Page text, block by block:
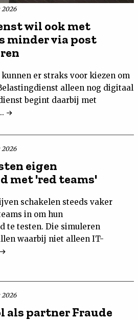
2026
wil ook met
minder via post
er straks voor kiezen om
alleen nog digitaal
begint daarbij met
2026
eigen
met 'red teams'
schakelen steeds vaker
in om hun
te testen. Die simuleren
waarbij niet alleen IT-
2026
als partner Fraude